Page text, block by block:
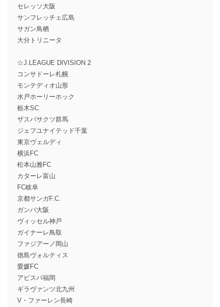
セレッソ大阪
サンフレッチェ広島
サガン鳥栖
大分トリニータ
☆J.LEAGUE DIVISION 2
コンサドーレ札幌
モンテディオ山形
水戸ホーリーホック
栃木SC
ザスパサクツ群馬
ジェフユナイテッド千葉
東京ヴェルディ
横浜FC
松本山雅FC
カターレ富山
FC岐阜
京都サンガF.C.
ガンバ大阪
ヴィッセル神戸
ガイナーレ鳥取
ファジアーノ岡山
徳島ヴォルティス
愛媛FC
アビスパ福岡
ギラヴァンツ北九州
V・ファーレン長崎